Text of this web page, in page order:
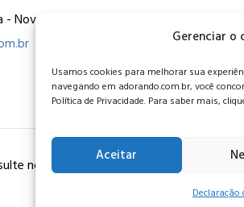
Gerenciar o
Usamos cookies para melhorar sua
navegando em adorando.com.br, você
Política de Privacidade. Para saber mais,
Aceitar
Declaração
Nova Lima/MG, CEP: 34006-065 - MG
nossa política de privacidade